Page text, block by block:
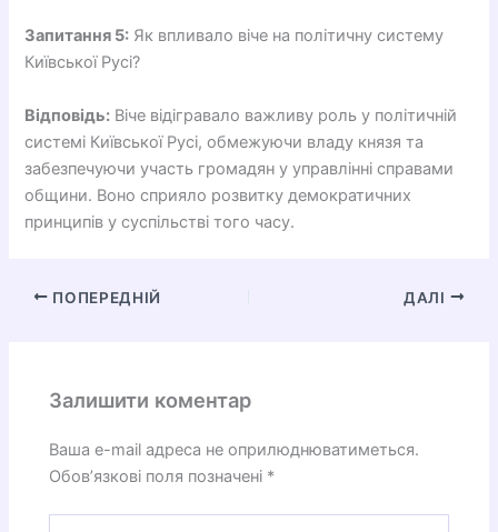
Запитання 5: Як впливало віче на політичну систему
Київської Русі?
Відповідь: Віче відігравало важливу роль у політичній
системі Київської Русі, обмежуючи владу князя та
забезпечуючи участь громадян у управлінні справами
общини. Воно сприяло розвитку демократичних
принципів у суспільстві того часу.
ПОПЕРЕДНІЙ ДАЛІ
Залишити коментар
Ваша e-mail адреса не оприлюднюватиметься.
Обов’язкові поля позначені *